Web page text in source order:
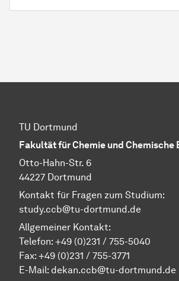
TU Dortmund
Fakultät für Chemie und Chemische
Otto-Hahn-Str. 6
44227 Dortmund
Kontakt für Fragen zum Studium:
study.ccb@tu-dortmund.de
Allgemeiner Kontakt:
Telefon: +49 (0)231 / 755-5040
Fax: +49 (0)231 / 755-3771
E-Mail: dekan.ccb@tu-dortmund.de